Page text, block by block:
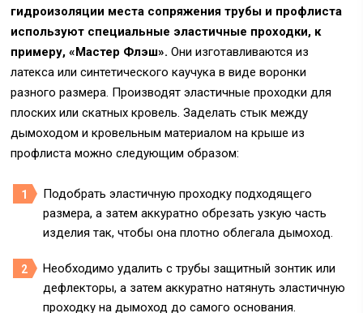
гидроизоляции места сопряжения трубы и профлиста
используют специальные эластичные проходки, к
примеру, «Мастер Флэш». Они изготавливаются из
латекса или синтетического каучука в виде воронки
разного размера. Производят эластичные проходки для
плоских или скатных кровель. Заделать стык между
дымоходом и кровельным материалом на крыше из
профлиста можно следующим образом:
Подобрать эластичную проходку подходящего
размера, а затем аккуратно обрезать узкую часть
изделия так, чтобы она плотно облегала дымоход.
Необходимо удалить с трубы защитный зонтик или
дефлекторы, а затем аккуратно натянуть эластичную
проходку на дымоход до самого основания.